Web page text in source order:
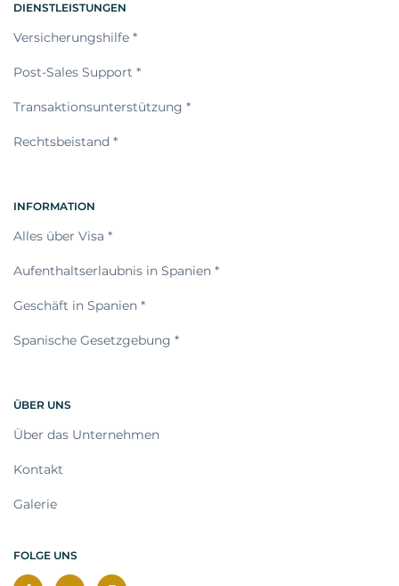
DIENSTLEISTUNGEN
Versicherungshilfe *
Post-Sales Support *
Transaktionsunterstützung *
Rechtsbeistand *
INFORMATION
Alles über Visa *
Aufenthaltserlaubnis in Spanien *
Geschäft in Spanien *
Spanische Gesetzgebung *
ÜBER UNS
Über das Unternehmen
Kontakt
Galerie
FOLGE UNS